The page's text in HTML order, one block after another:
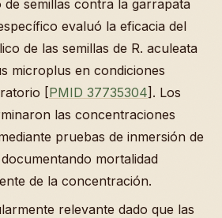
de semillas contra la garrapata
evaluó la eficacia del
de las semillas de R. aculeata
microplus en condiciones
[PMID 37735304]. Los
las concentraciones
pruebas de inmersión de
mortalidad
de la concentración.
relevante dado que las